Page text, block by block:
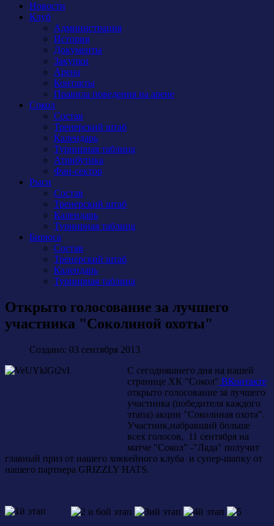
Новости
Клуб
Администрация
История
Документы
Закупки
Арена
Контакты
Правила поведения на арене
Сокол
Состав
Тренерский штаб
Календарь
Турнирная таблица
Атрибутика
Фан-сектор
Рыси
Состав
Тренерский штаб
Календарь
Турнирная таблица
Бирюса
Состав
Тренерский штаб
Календарь
Турнирная таблица
Открыто голосование за лучшего
участника "Соколиной охоты"
Создано: 03 сентября 2013
С сегодняшнего дня на нашей
странице ХК "Сокол" ВКонтакте
открыто голосование за лучшего
участника (победителя каждого
этапа) акции "Соколиная охота".
Участник,набравший больше
всех голосов, 11 сентября на
матче "Сокол" -"Лада" получит
главный приз от нашего хоккейного клуба и супер-шапку от
нашего партнера GRIZZLY HATS.